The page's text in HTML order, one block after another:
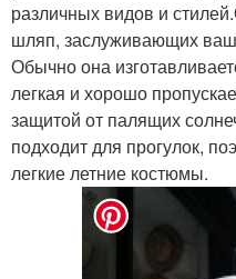
различных видов и
шляп, заслуживающих
Обычно она
легкая и хорошо
защитой от палящих
подходит для прогулок,
легкие летние костюмы.